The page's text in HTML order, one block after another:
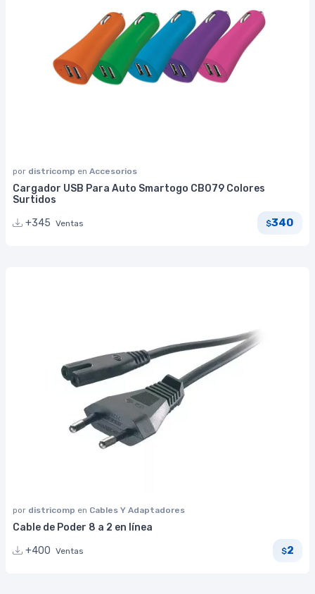
por districomp en Accesorios
Cargador USB Para Auto Smartogo CB079 Colores
Surtidos
+345 Ventas $340
por districomp en Cables Y Adaptadores
Cable de Poder 8 a 2 en línea
+400 Ventas $2